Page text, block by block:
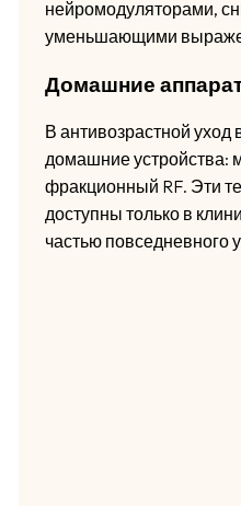
нейромодуляторами,
уменьшающими
Домашние
В антивозрастной уход
домашние устройства:
фракционный RF. Эти
доступны только в
частью повседневного